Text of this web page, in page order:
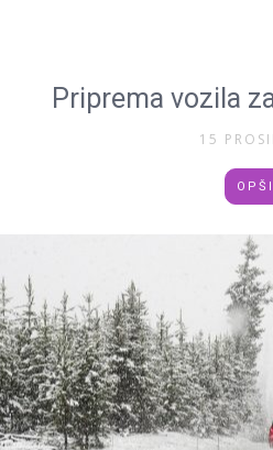
Priprema vozila
15